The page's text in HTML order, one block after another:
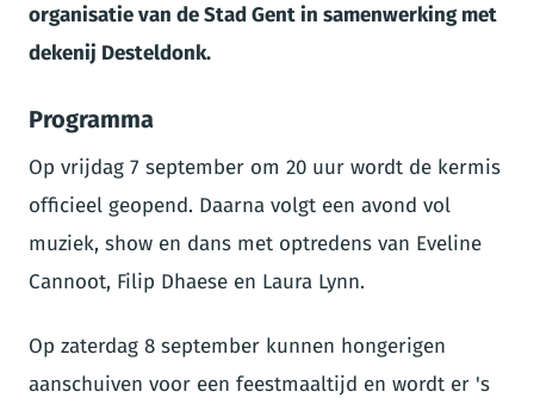
organisatie van de Stad Gent in samenwerking met
dekenij Desteldonk.
Programma
Op vrijdag 7 september om 20 uur wordt de kermis
officieel geopend. Daarna volgt een avond vol
muziek, show en dans met optredens van Eveline
Cannoot, Filip Dhaese en Laura Lynn.
Op zaterdag 8 september kunnen hongerigen
aanschuiven voor een feestmaaltijd en wordt er 's